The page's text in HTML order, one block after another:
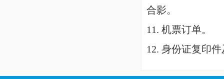
合影。
11. 机票订单。
12. 身份证复印